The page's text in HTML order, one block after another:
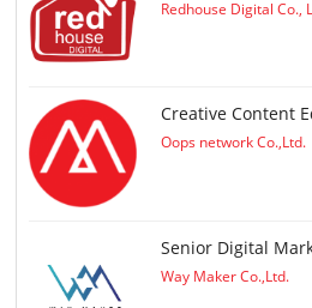
Redhouse Digital Co.,
Creative Content
Oops network Co.,Ltd.
Senior Digital
Way Maker Co.,Ltd.